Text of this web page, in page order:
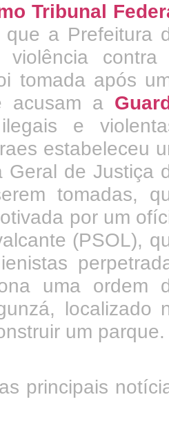
Tribunal
a Prefeitura
contra
tomada após
acusam a
e
estabeleceu
Geral de Justiça
tomadas,
por um
(PSOL),
uma ordem
localizado
um parque.
principais